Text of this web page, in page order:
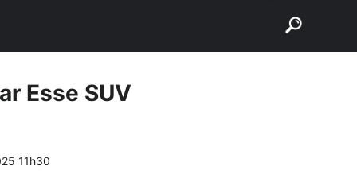
Esse SUV
11h30